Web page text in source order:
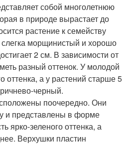
собой многолетнюю
в природе вырастает до
растение к семейству
морщинистый и хорошо
2 см. В зависимости от
разный оттенок. У молодой
оттенка, а у растений старше 5
черный.
поочередно. Они
и представлены в форме
ярко-зеленого оттенка, а
Верхушки пластин